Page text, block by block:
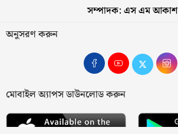
সম্পাদক: এস এম আকাশ
অনুসরণ করুন
মোবাইল অ্যাপস ডাউনলোড করুন